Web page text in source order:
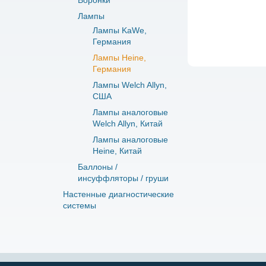
Лампы
Лампы KaWe,
Германия
Лампы Heine,
Германия
Лампы Welch Allyn,
США
Лампы аналоговые
Welch Allyn, Китай
Лампы аналоговые
Heine, Китай
Баллоны /
инсуффляторы / груши
Настенные диагностические
системы